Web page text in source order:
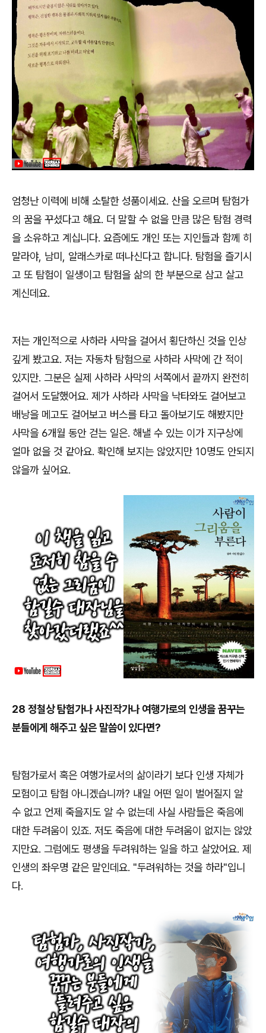
엄청난 이력에 비해 소탈한 성품이세요. 산을 오르며 탐험가
의 꿈을 꾸셨다고 해요. 더 말할 수 없을 만큼 많은 탐험 경력
을 소유하고 계십니다. 요즘에도 개인 또는 지인들과 함께 히
말라야, 남미 알래스카로 떠나신다고 합니다. 탐험을 즐기시
고 또 탐험이 일생이고 탐험을 삶의 한 부분으로 삼고 살고
계신데요.
저는 개인적으로 사하라 사막을 걸어서 횡단하신 것을 인상
깊게 봤고요. 저는 자동차 탐험으로 사하라 사막에 간 적이
있지만. 그분은 실제 사하라 사막의 서쪽에서 끝까지 완전히
걸어서 도달했어요. 제가 사하라 사막을 낙타와도 걸어보고
배낭을 메고도 걸어보고 버스를 타고 돌아보기도 해봤지만
사막을 6개월 동안 걷는 일은. 해낼 수 있는 이가 지구상에
얼마 없을 것 같아요. 확인해 보지는 않았지만 10명도 안되지
않을까 싶어요.
28 정철상탐험가나 사진작가나 여행가로의 인생을 꿈꾸는
분들에게 해주고 싶은 말씀이 있다면?
탐험가로서 혹은 여행가로서의 삶이라기 보다 인생 자체가
모험이고 탐험 아니겠습니까? 내일 어떤 일이 벌어질지 알
수 없고 언제 죽을지도 알 수 없는데 사실 사람들은 죽음에
대한 두려움이 있죠. 저도 죽음에 대한 두려움이 없지는 않았
지만요. 그럼에도 평생을 두려워하는 일을 하고 살았어요. 제
인생의 좌우명 같은 말인데요. "두려워하는 것을 하라"입니
다.